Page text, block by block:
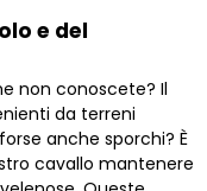
e del
non conoscete? Il
da terreni
anche sporchi? È
cavallo mantenere